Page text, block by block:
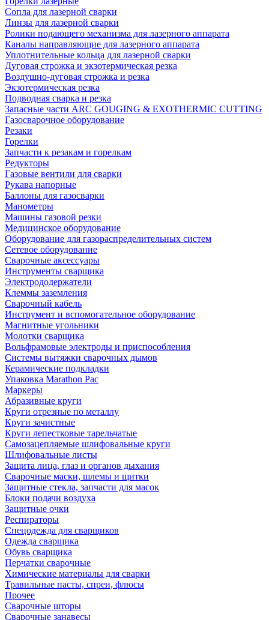
Сопла для лазерной сварки
Линзы для лазерной сварки
Ролики подающего механизма для лазерного аппарата
Каналы направляющие для лазерного аппарата
Уплотнительные кольца для лазерной сварки
Дуговая строжка и экзотермическая резка
Воздушно-дуговая строжка и резка
Экзотермическая резка
Подводная сварка и резка
Запасные части ARC GOUGING & EXOTHERMIC CUTTING
Газосварочное оборудование
Резаки
Горелки
Запчасти к резакам и горелкам
Редукторы
Газовые вентили для сварки
Рукава напорные
Баллоны для газосварки
Манометры
Машины газовой резки
Медицинское оборудование
Оборудование для газораспределительных систем
Сетевое оборудование
Сварочные аксессуары
Инструменты сварщика
Электрододержатели
Клеммы заземления
Сварочный кабель
Инструмент и вспомогательное оборудование
Магнитные угольники
Молотки сварщика
Вольфрамовые электроды и приспособления
Системы вытяжки сварочных дымов
Керамические подкладки
Упаковка Marathon Pac
Маркеры
Абразивные круги
Круги отрезные по металлу
Круги зачистные
Круги лепестковые тарельчатые
Самозацепляемые шлифовальные круги
Шлифовальные листы
Защита лица, глаз и органов дыхания
Сварочные маски, шлемы и щитки
Защитные стекла, запчасти для масок
Блоки подачи воздуха
Защитные очки
Респираторы
Спецодежда для сварщиков
Одежда сварщика
Обувь сварщика
Перчатки сварочные
Химические материалы для сварки
Травильные пасты, спреи, флюсы
Прочее
Сварочные шторы
Сварочные занавесы